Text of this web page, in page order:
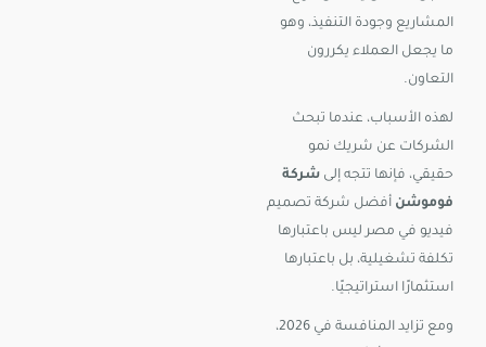
المشاريع وجودة التنفيذ، وهو
ما يجعل العملاء يكررون
التعاون.
لهذه الأسباب، عندما تبحث
الشركات عن شريك نمو
حقيقي، فإنها تتجه إلى شركة
فوموشن أفضل شركة تصميم
فيديو في مصر ليس باعتبارها
تكلفة تشغيلية، بل باعتبارها
استثمارًا استراتيجيًا.
ومع تزايد المنافسة في 2026،